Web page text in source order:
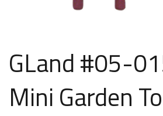
GLand #05-
Mini Garden